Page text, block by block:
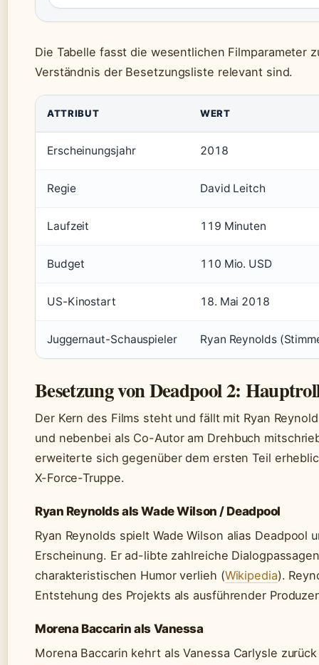
Die Tabelle fasst die wesentlichen Filmparameter
Verständnis der Besetzungsliste relevant sind.
ATTRIBUT WERT
Erscheinungsjahr 2018
Regie David Leitch
Laufzeit 119 Minuten
Budget 110 Mio. USD
US-Kinostart 18. Mai 2018
Juggernaut-Schauspieler Ryan Reynolds
Besetzung von Deadpool 2:
Der Kern des Films steht und fällt mit Ryan
und nebenbei als Co-Autor am Drehbuch
erweiterte sich gegenüber dem ersten Teil
X-Force-Truppe.
Ryan Reynolds als Wade Wilson / Deadpool
Ryan Reynolds spielt Wade Wilson alias Deadpool
Erscheinung. Er ad-libte zahlreiche
charakteristischen Humor verlieh (Wikipedia).
Entstehung des Projekts als ausführender
Morena Baccarin als Vanessa
Morena Baccarin kehrt als Vanessa Carlysle